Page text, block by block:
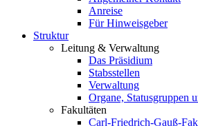
Anreise
Für Hinweisgeber
Struktur
Leitung & Verwaltung
Das Präsidium
Stabsstellen
Verwaltung
Organe, Statusgruppen
Fakultäten
Carl-Friedrich-Gauß-